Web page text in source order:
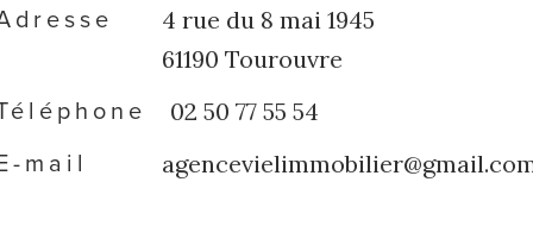
4 rue du 8 mai 1945
61190 Tourouvre
02 50 77 55 54
mail